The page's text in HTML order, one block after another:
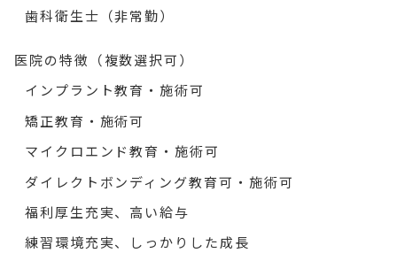
歯科衛生士（非常勤）
医院の特徴（複数選択可）
インプラント教育・施術可
矯正教育・施術可
マイクロエンド教育・施術可
ダイレクトボンディング教育可・施術可
福利厚生充実、高い給与
練習環境充実、しっかりした成長